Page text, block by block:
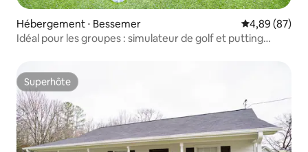
Hébergement ⋅ Bessemer Évaluation
4,89 (87)
Idéal pour les groupes : simulateur de golf et putting
Superhôte
Superhôte